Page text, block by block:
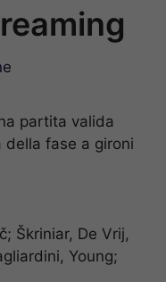
partita valida
della fase a gironi
Škriniar, De Vrij,
Young;